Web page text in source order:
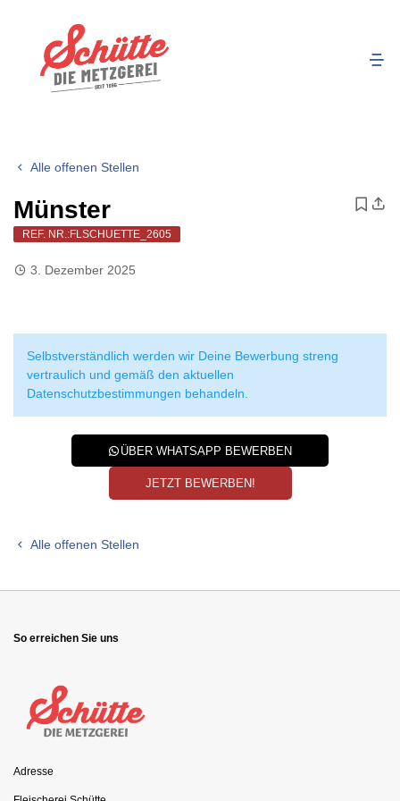
Alle offenen Stellen
Münster
REF. NR.:FLSCHUETTE_2605
3. Dezember 2025
Selbstverständlich werden wir Deine Bewerbung streng
vertraulich und gemäß den aktuellen
Datenschutzbestimmungen behandeln.
ÜBER WHATSAPP BEWERBEN
JETZT BEWERBEN!
Alle offenen Stellen
So erreichen Sie uns
Adresse